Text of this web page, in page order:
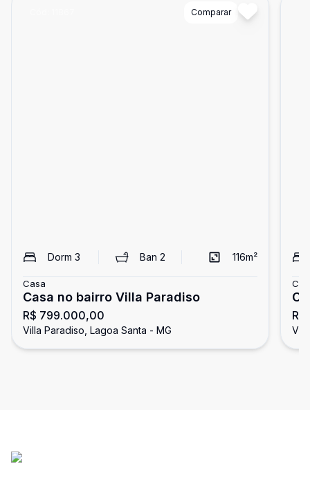
Comparar
Dorm 3 Ban2 116m²
Casa
Casa no bairro Villa Paradiso
R$ 799.000,00
Villa Paradiso, Lagoa Santa - MG